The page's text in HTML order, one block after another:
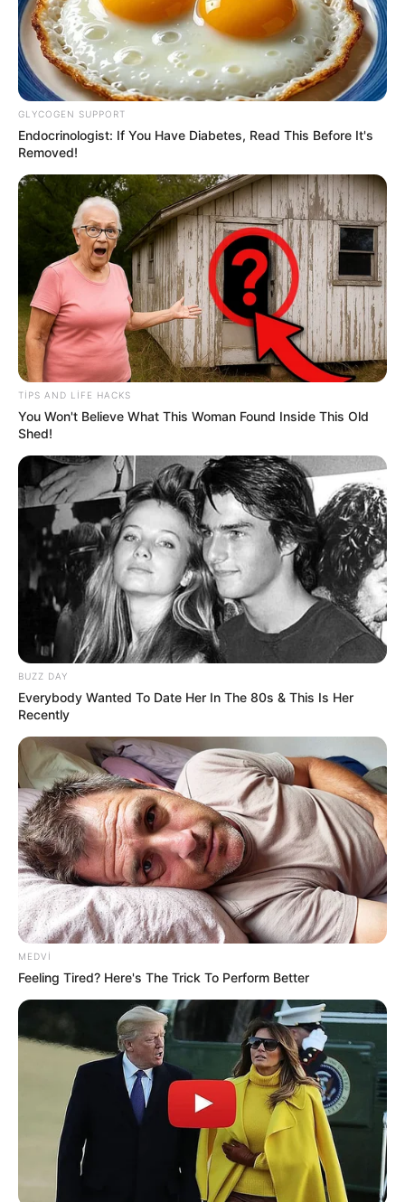
00:02 / 07 Avqust 2026 CƏMİYYƏT
7 avqustda bizi nələr gözləyir? —
ULDUZ FALI
0 0
23:56 / 06 Avqust 2026 HÜQUQ
Sevinc Hüseynova Səidə Bəkirqızına
uduzdu —Məhkəmə rədd etdi
60 0
23:54 / 06 Avqust 2026 CƏMİYYƏT
Sabah bu yerlərə leysan yağacaq -hava
GLYCOGEN SUPPORT
Endocrinologist: If You Have Diabetes, Read This Before It's
Removed!
TIPS AND LIFE HACKS
You Won't Believe What This Woman Found Inside This Old
Shed!
BUZZ DAY
Everybody Wanted To Date Her In The 80s & This Is Her
Recently
MEDVI
Feeling Tired? Here's The Trick To Perform Better